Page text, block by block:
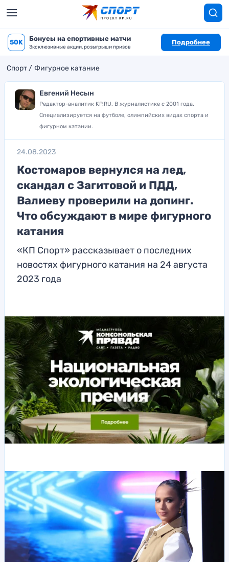
50K Бонусы на спортивные матчи
Эксклюзивные акции, розыгрыши призов
Подробнее
Спорт Фигурное катание
Евгений Несын
Редактор-аналитик KP.RU. В журналистике с 2001 года.
Специализируется на футболе, олимпийских видах спорта и
фигурном катании.
24.08.2023
Костомаров вернулся на лед,
скандал с Загитовой и ПДД,
Валиеву проверили на допинг.
Что обсуждают в мире фигурного
катания
«КП Спорт» рассказывает о последних
новостях фигурного катания на 24 августа
2023 года